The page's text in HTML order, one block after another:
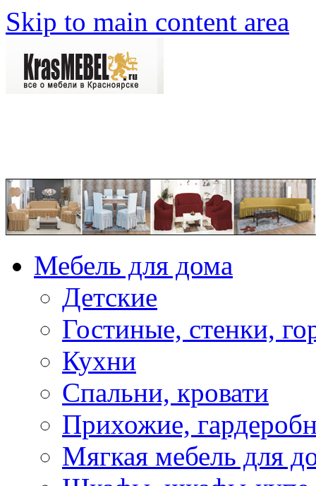
Skip to main content area
Мебель для дома
Детские
Гостиные, стенки,
Кухни
Спальни, кровати
Прихожие,
Мягкая мебель для